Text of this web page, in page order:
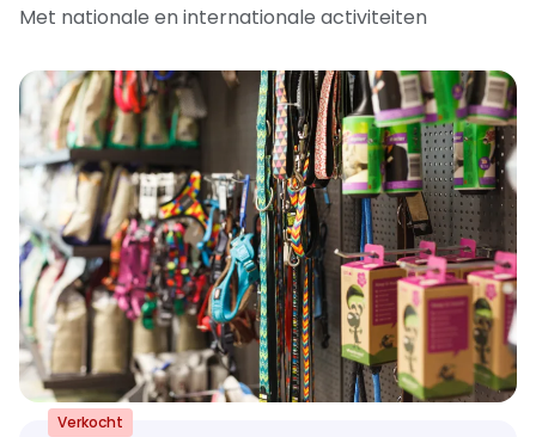
Met nationale en internationale activiteiten
Verkocht